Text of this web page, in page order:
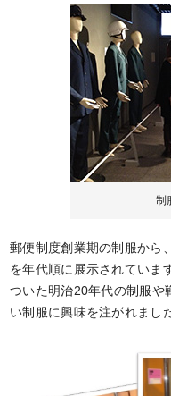
制
郵便制度創業期の制服から
を年代順に展示されていま
ついた明治20年代の制服や
い制服に興味を注がれまし